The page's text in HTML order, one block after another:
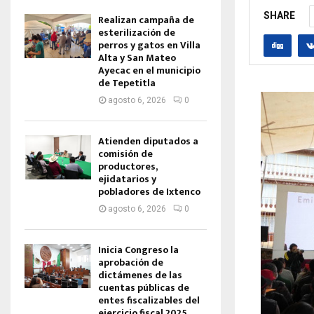
SHARE
Realizan campaña de
esterilización de
perros y gatos en Villa
Alta y San Mateo
Ayecac en el municipio
de Tepetitla
agosto 6, 2026 0
Atienden diputados a
comisión de
productores,
ejidatarios y
pobladores de Ixtenco
agosto 6, 2026 0
Inicia Congreso la
aprobación de
dictámenes de las
cuentas públicas de
entes fiscalizables del